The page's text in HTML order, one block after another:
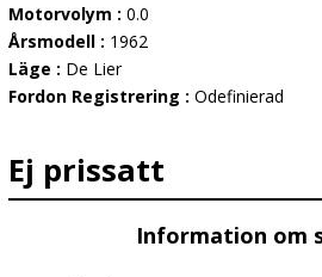
Motorvolym : 0.0
Årsmodell : 1962
Läge : De Lier
Fordon Registrering : Odefinierad
Ej prissatt
Information om